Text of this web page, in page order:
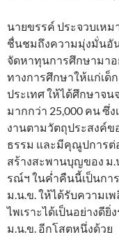
นายขรรค์ ประจวบเหม
ชื่นชมถึงความมุ่งมั่นอั
จัดหาทุนการศึกษามาอ
ทางการศึกษาให้แก่เ
ประเทศ ให้ได้ศึกษาจ
มากกว่า 25,000 คน ซึ่
งานตามวัตถุประสงค์ข
ธรรม และมีคุณูปการต่
สร้างสะพานบุญของ ม
รณ์ฯ ในค่ำคืนนี้เป็นก
ม.น.ข. ให้ได้รับความเ
ไพเราะได้เป็นอย่างดี
ม.น.ข. อีกโสตหนึ่งด้วย